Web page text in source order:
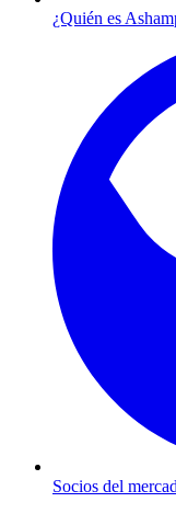
¿Quién es
Socios del